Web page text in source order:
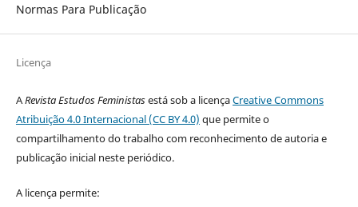
Normas Para Publicação
Licença
ARevista Estudos Feministasestá sob a licençaCreative Commons
Atribuição 4.0 Internacional (CC BY 4.0) que permite o
compartilhamento do trabalho com reconhecimento de autoria e
publicação inicial neste periódico.
A licença permite: